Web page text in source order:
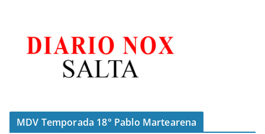
MDV Temporada 18° Pablo Martearena